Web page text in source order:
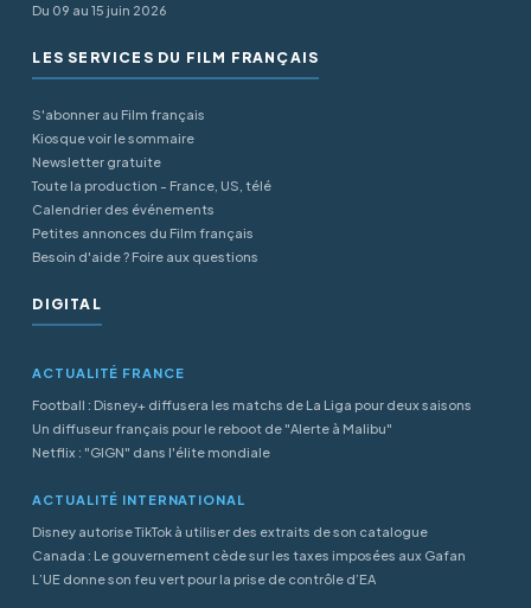
Du 09 au 15 juin 2026
LES SERVICES DU FILM FRANÇAIS
S'abonner au Film français
Kiosque voir le sommaire
Newsletter gratuite
Toute la production - France, US, télé
Calendrier des événements
Petites annonces du Film français
Besoin d'aide ? Foire aux questions
DIGITAL
ACTUALITÉ FRANCE
Football : Disney+ diffusera les matchs de La Liga pour deux saisons
Un diffuseur français pour le reboot de "Alerte à Malibu"
Netflix : "GIGN" dans l'élite mondiale
ACTUALITÉ INTERNATIONAL
Disney autorise TikTok à utiliser des extraits de son catalogue
Canada : Le gouvernement cède sur les taxes imposées aux Gafan
L’UE donne son feu vert pour la prise de contrôle d’EA